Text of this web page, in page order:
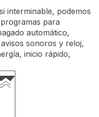
interminable, podemos
para
automático,
sonoros y reloj,
inicio rápido,